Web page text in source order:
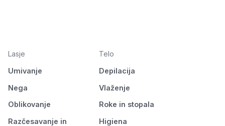
Lasje
Umivanje
Nega
Oblikovanje
Razčesavanje in
Telo
Depilacija
Vlaženje
Roke in stopala
Higiena